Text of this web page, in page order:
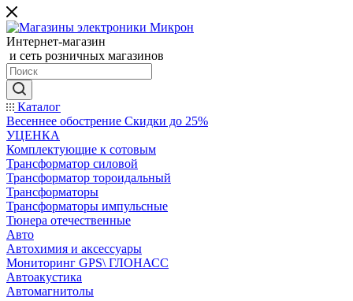
Интернет-магазин
и сеть розничных магазинов
Каталог
Весеннее обострение Скидки до 25%
УЦЕНКА
Комплектующие к сотовым
Трансформатор силовой
Трансформатор тороидальный
Трансформаторы
Трансформаторы импульсные
Тюнера отечественные
Авто
Автохимия и аксессуары
Мониторинг GPS\ ГЛОНАСС
Автоакустика
Автомагнитолы